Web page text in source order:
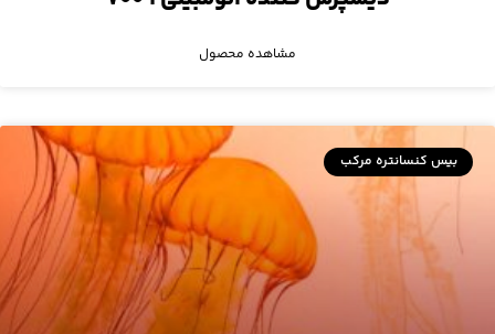
مشاهده محصول
بیس کنسانتره مرکب